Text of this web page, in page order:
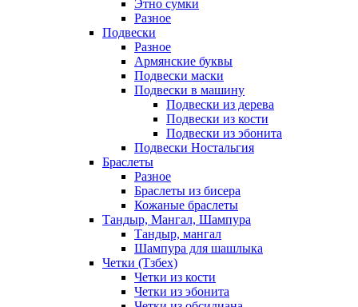
Этно сумки
Разное
Подвески
Разное
Армянские буквы
Подвески маски
Подвески в машину
Подвески из дерева
Подвески из кости
Подвески из эбонита
Подвески Ностальгия
Браслеты
Разное
Браслеты из бисера
Кожаные браслеты
Тандыр, Мангал, Шампура
Тандыр, мангал
Шампура для шашлыка
Четки (Тзбех)
Четки из кости
Четки из эбонита